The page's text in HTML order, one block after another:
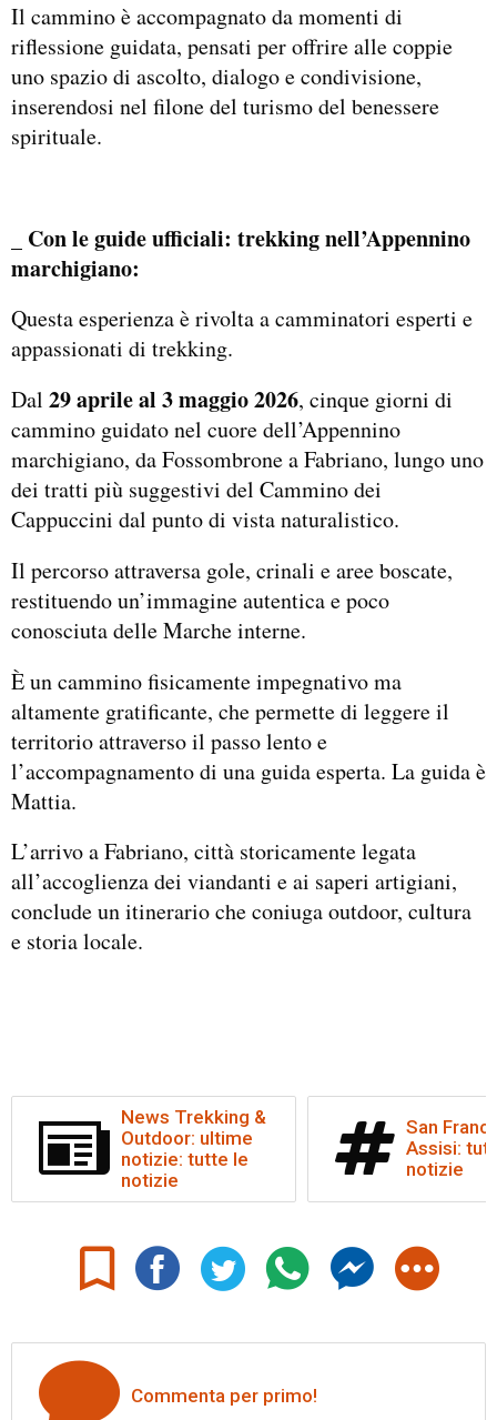
Il cammino è accompagnato da momenti di
riflessione guidata, pensati per offrire alle coppie
uno spazio di ascolto, dialogo e condivisione,
inserendosi nel filone del turismo del benessere
spirituale.
_ Con le guide ufficiali: trekking nell’Appennino
marchigiano:
Questa esperienza è rivolta a camminatori esperti e
appassionati di trekking.
Dal 29 aprile al 3 maggio 2026, cinque giorni di
cammino guidato nel cuore dell’Appennino
marchigiano, da Fossombrone a Fabriano, lungo uno
dei tratti più suggestivi del Cammino dei
Cappuccini dal punto di vista naturalistico.
Il percorso attraversa gole, crinali e aree boscate,
restituendo un’immagine autentica e poco
conosciuta delle Marche interne.
È un cammino fisicamente impegnativo ma
altamente gratificante, che permette di leggere il
territorio attraverso il passo lento e
l’accompagnamento di una guida esperta. La guida è
Mattia.
L’arrivo a Fabriano, città storicamente legata
all’accoglienza dei viandanti e ai saperi artigiani,
conclude un itinerario che coniuga outdoor, cultura
e storia locale.
News Trekking &
Outdoor: ultime
notizie: tutte le
notizie
San
Assisi:
notizie
Commenta per primo!